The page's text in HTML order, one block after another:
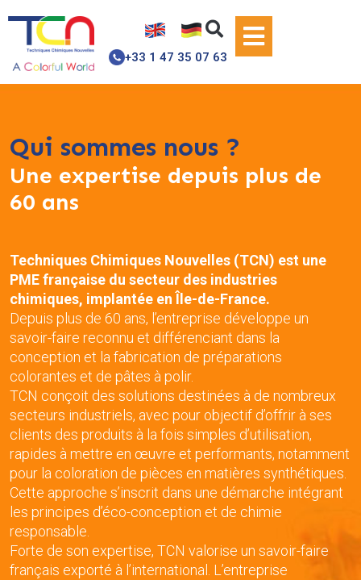
+33 1 47 35 07 63
Qui sommes nous ?
Une expertise depuis plus de
60 ans
Techniques Chimiques Nouvelles (TCN) est une
PME française du secteur des industries
chimiques, implantée en Île-de-France.
Depuis plus de 60 ans, l’entreprise développe un
savoir-faire reconnu et différenciant dans la
conception et la fabrication de préparations
colorantes et de pâtes à polir.
TCN conçoit des solutions destinées à de nombreux
secteurs industriels, avec pour objectif d’offrir à ses
clients des produits à la fois simples d’utilisation,
rapides à mettre en œuvre et performants, notamment
pour la coloration de pièces en matières synthétiques.
Cette approche s’inscrit dans une démarche intégrant
les principes d’éco-conception et de chimie
responsable.
Forte de son expertise, TCN valorise un savoir-faire
français exporté à l’international. L’entreprise